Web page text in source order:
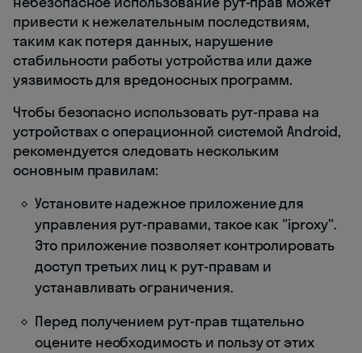
привести к нежелательным последствиям,
таким как потеря данных, нарушение
стабильности работы устройства или даже
уязвимость для вредоносных программ.
Чтобы безопасно использовать рут-права на
устройствах с операционной системой Android,
рекомендуется следовать нескольким
основным правилам:
Установите надежное приложение для
управления рут-правами, такое как "iproxy".
Это приложение позволяет контролировать
доступ третьих лиц к рут-правам и
устанавливать ограничения.
Перед получением рут-прав тщательно
оцените необходимость и пользу от этих